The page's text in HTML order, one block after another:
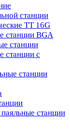
станции
TT 16G
станции BGA
станции
станции с
станции
станции